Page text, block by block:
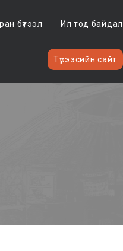
бүтээл Ил тод байдал
Түрээсийн сайт